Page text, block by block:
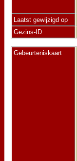
Laatst gewijzigd op
Gezins-ID
Gebeurteniskaart